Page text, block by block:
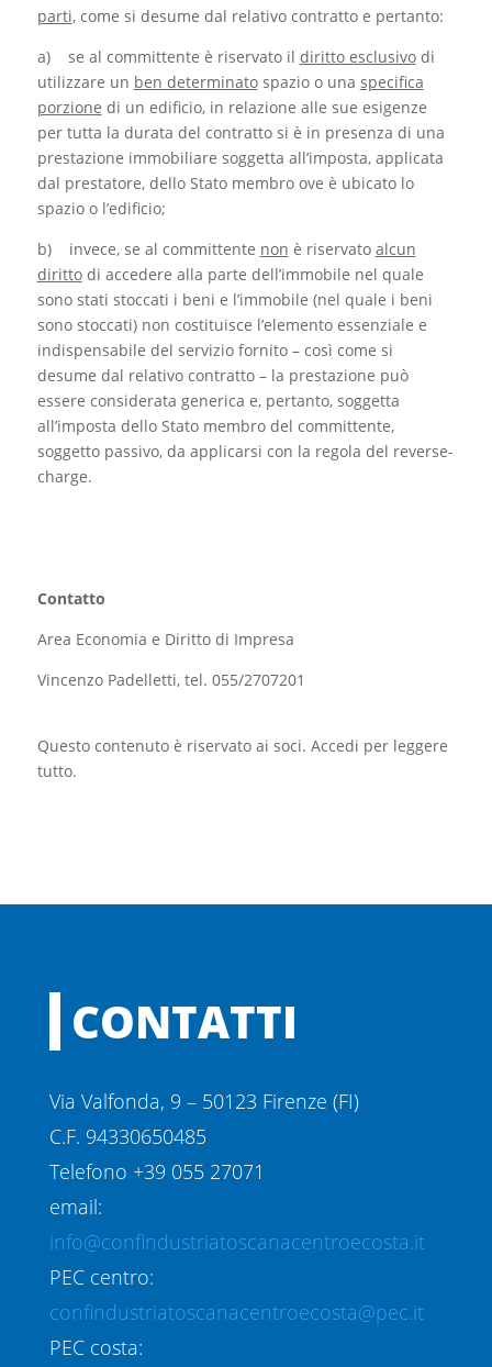
parti, come si desume dal relativo contratto e pertanto:
a) se al committente è riservato il diritto esclusivodi
utilizzare un ben determinatospazio o una specifica
porzione di un edificio, in relazione alle sue esigenze
per tutta la durata del contratto si è in presenza di una
prestazione immobiliare soggetta all’imposta, applicata
dal prestatore, dello Stato membro ove è ubicato lo
spazio o l’edificio;
b) invece, se al committente non è riservato alcun
dirittodi accedere alla parte dell’immobile nel quale
sono stati stoccati i beni e l’immobile (nel quale i beni
sono stoccati) non costituisce l’elemento essenziale e
indispensabile del servizio fornito – così come si
desume dal relativo contratto – la prestazione può
essere considerata generica e, pertanto, soggetta
all’imposta dello Stato membro del committente,
soggetto passivo, da applicarsi con la regola del reverse-
charge.
Contatto
Area Economia e Diritto di Impresa
Vincenzo Padelletti, tel. 055/2707201
Questo contenuto è riservato ai soci. Accedi per leggere
tutto.
CONTATTI
Via Valfonda, 9 – 50123 Firenze (FI)
C.F. 94330650485
Telefono +39 055 27071
email:
info@confindustriatoscanacentroecosta.it
PEC centro:
confindustriatoscanacentroecosta@pec.it
PEC costa: